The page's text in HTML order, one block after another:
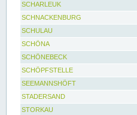
SCHARLEUK
SCHNACKENBURG
SCHULAU
SCHÖNA
SCHÖNEBECK
SCHÖPFSTELLE
SEEMANNSHÖFT
STADERSAND
STORKAU